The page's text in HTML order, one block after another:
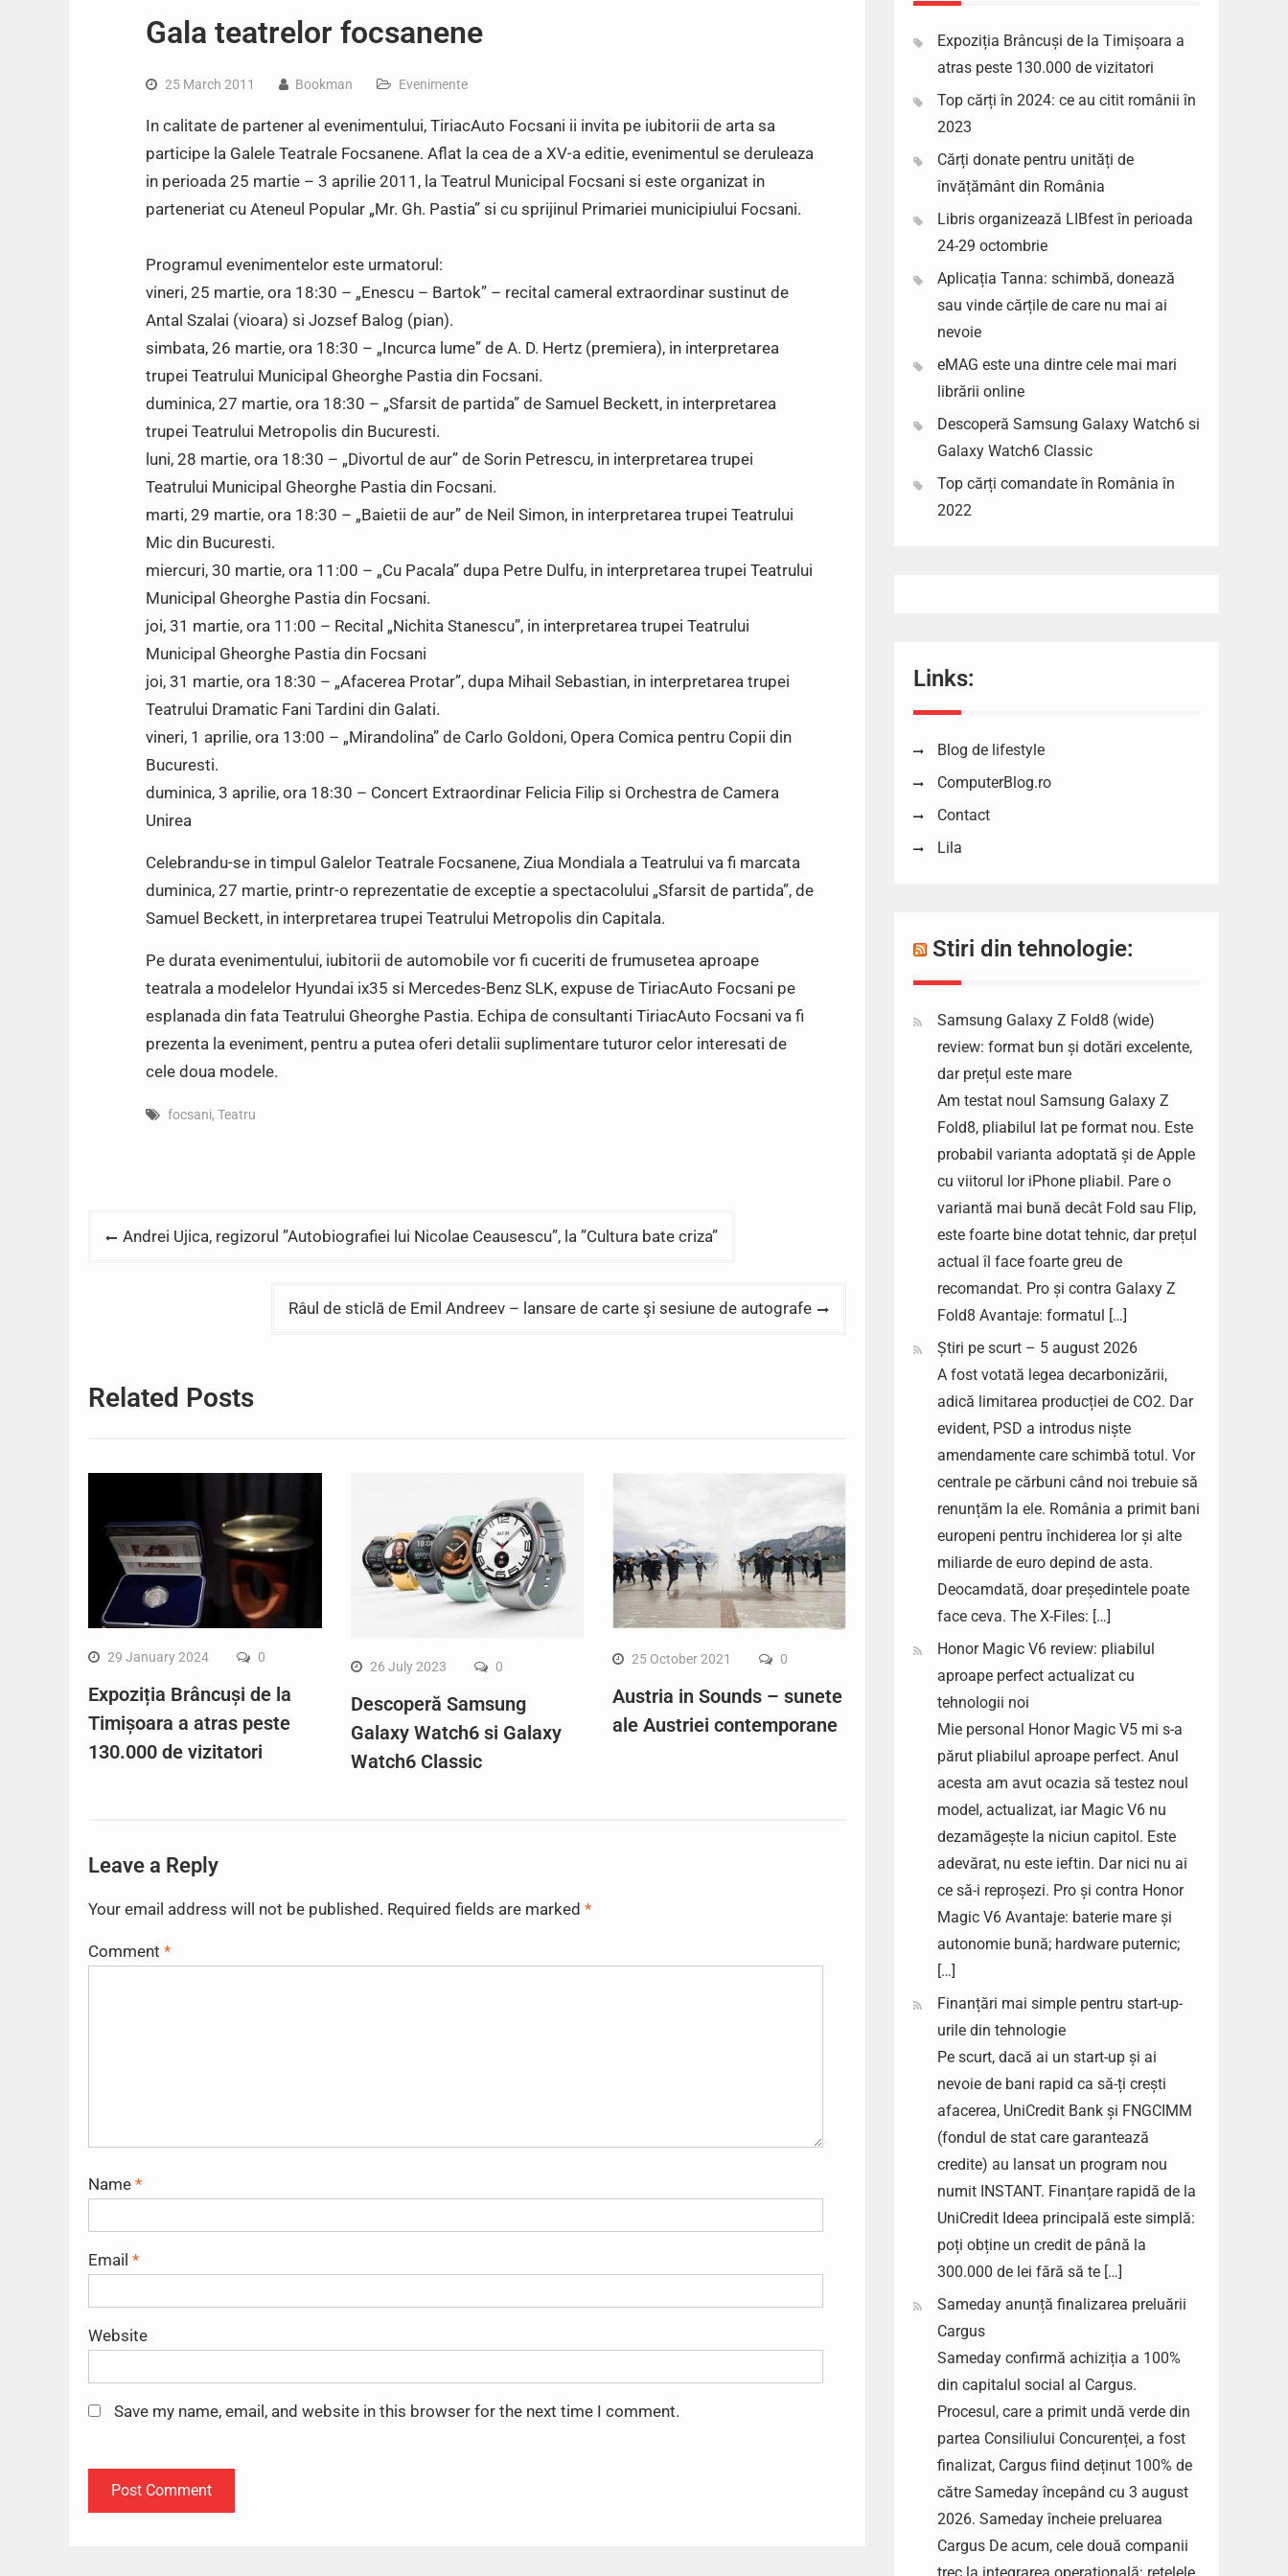
Gala teatrelor focsanene
25 March 2011 Bookman Evenimente
In calitate de partener al evenimentului, TiriacAuto Focsani ii invita pe iubitorii de arta sa
participe la Galele Teatrale Focsanene. Aflat la cea de a XV-a editie, evenimentul se deruleaza
in perioada 25 martie – 3 aprilie 2011, la Teatrul Municipal Focsani si este organizat in
parteneriat cu Ateneul Popular „Mr. Gh. Pastia” si cu sprijinul Primariei municipiului Focsani.
Programul evenimentelor este urmatorul:
vineri, 25 martie, ora 18:30 – „Enescu – Bartok” – recital cameral extraordinar sustinut de
Antal Szalai (vioara) si Jozsef Balog (pian).
simbata, 26 martie, ora 18:30 – „Incurca lume” de A. D. Hertz (premiera), in interpretarea
trupei Teatrului Municipal Gheorghe Pastia din Focsani.
duminica, 27 martie, ora 18:30 – „Sfarsit de partida” de Samuel Beckett, in interpretarea
trupei Teatrului Metropolis din Bucuresti.
luni, 28 martie, ora 18:30 – „Divortul de aur” de Sorin Petrescu, in interpretarea trupei
Teatrului Municipal Gheorghe Pastia din Focsani.
marti, 29 martie, ora 18:30 – „Baietii de aur” de Neil Simon, in interpretarea trupei Teatrului
Mic din Bucuresti.
miercuri, 30 martie, ora 11:00 – „Cu Pacala” dupa Petre Dulfu, in interpretarea trupei Teatrului
Municipal Gheorghe Pastia din Focsani.
joi, 31 martie, ora 11:00 – Recital „Nichita Stanescu”, in interpretarea trupei Teatrului
Municipal Gheorghe Pastia din Focsani
joi, 31 martie, ora 18:30 – „Afacerea Protar”, dupa Mihail Sebastian, in interpretarea trupei
Teatrului Dramatic Fani Tardini din Galati.
vineri, 1 aprilie, ora 13:00 – „Mirandolina” de Carlo Goldoni, Opera Comica pentru Copii din
Bucuresti.
duminica, 3 aprilie, ora 18:30 – Concert Extraordinar Felicia Filip si Orchestra de Camera
Unirea
Celebrandu-se in timpul Galelor Teatrale Focsanene, Ziua Mondiala a Teatrului va fi marcata
duminica, 27 martie, printr-o reprezentatie de exceptie a spectacolului „Sfarsit de partida”, de
Samuel Beckett, in interpretarea trupei Teatrului Metropolis din Capitala.
Pe durata evenimentului, iubitorii de automobile vor fi cuceriti de frumusetea aproape
teatrala a modelelor Hyundai ix35 si Mercedes-Benz SLK, expuse de TiriacAuto Focsani pe
esplanada din fata Teatrului Gheorghe Pastia. Echipa de consultanti TiriacAuto Focsani va fi
prezenta la eveniment, pentru a putea oferi detalii suplimentare tuturor celor interesati de
cele doua modele.
focsani, Teatru
PostAndrei Ujica, regizorul ”Autobiografiei lui Nicolae Ceausescu”, la ”Cultura bate criza”
Râul de sticlă de Emil Andreev – lansare de carte şi sesiune de autografe
Related Posts
29 January 2024 0
Expoziția Brâncuși de la
Timișoara a atras peste
130.000 de vizitatori
26 July 2023 0
Descoperă Samsung
Galaxy Watch6 si Galaxy
Watch6 Classic
25 October 2021 0
Austria in Sounds – sunete
ale Austriei contemporane
Leave a Reply
Your email address will not be published. Required fields are marked *
Comment *
Name *
Email *
Website
Save my name, email, and website in this browser for the next time I comment.
Expoziția Brâncuși de la Timișoara a
atras peste 130.000 de vizitatori
Top cărți în 2024: ce au citit românii în
2023
Cărți donate pentru unități de
învățământ din România
Libris organizează LIBfest în perioada
24-29 octombrie
Aplicația Tanna: schimbă, donează
sau vinde cărțile de care nu mai ai
nevoie
eMAG este una dintre cele mai mari
librării online
Descoperă Samsung Galaxy Watch6 si
Galaxy Watch6 Classic
Top cărți comandate în România în
2022
Links:
Blog de lifestyle
ComputerBlog.ro
Contact
Lila
Stiri din tehnologie:
Samsung Galaxy Z Fold8 (wide)
review: format bun și dotări excelente,
dar prețul este mare
Am testat noul Samsung Galaxy Z
Fold8, pliabilul lat pe format nou. Este
probabil varianta adoptată și de Apple
cu viitorul lor iPhone pliabil. Pare o
variantă mai bună decât Fold sau Flip,
este foarte bine dotat tehnic, dar prețul
actual îl face foarte greu de
recomandat. Pro și contra Galaxy Z
Fold8 Avantaje: formatul […]
Știri pe scurt – 5 august 2026
A fost votată legea decarbonizării,
adică limitarea producției de CO2. Dar
evident, PSD a introdus niște
amendamente care schimbă totul. Vor
centrale pe cărbuni când noi trebuie să
renunțăm la ele. România a primit bani
europeni pentru închiderea lor și alte
miliarde de euro depind de asta.
Deocamdată, doar președintele poate
face ceva. The X-Files: […]
Honor Magic V6 review: pliabilul
aproape perfect actualizat cu
tehnologii noi
Mie personal Honor Magic V5 mi s-a
părut pliabilul aproape perfect. Anul
acesta am avut ocazia să testez noul
model, actualizat, iar Magic V6 nu
dezamăgește la niciun capitol. Este
adevărat, nu este ieftin. Dar nici nu ai
ce să-i reproșezi. Pro și contra Honor
Magic V6 Avantaje: baterie mare și
autonomie bună; hardware puternic;
[…]
Finanțări mai simple pentru start-up-
urile din tehnologie
Pe scurt, dacă ai un start-up și ai
nevoie de bani rapid ca să-ți crești
afacerea, UniCredit Bank și FNGCIMM
(fondul de stat care garantează
credite) au lansat un program nou
numit INSTANT. Finanțare rapidă de la
UniCredit Ideea principală este simplă:
poți obține un credit de până la
300.000 de lei fără să te […]
Sameday anunță finalizarea preluării
Cargus
Sameday confirmă achiziția a 100%
din capitalul social al Cargus.
Procesul, care a primit undă verde din
partea Consiliului Concurenței, a fost
finalizat, Cargus fiind deținut 100% de
către Sameday începând cu 3 august
2026. Sameday încheie preluarea
Cargus De acum, cele două companii